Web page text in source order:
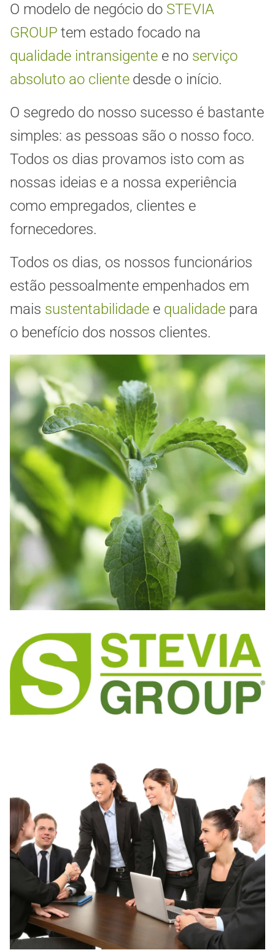
O modelo de negócio do STEVIA
GROUP tem estado focado na
qualidade intransigente e no serviço
absoluto ao cliente desde o início.
O segredo do nosso sucesso é bastante
simples: as pessoas são o nosso foco.
Todos os dias provamos isto com as
nossas ideias e a nossa experiência
como empregados, clientes e
fornecedores.
Todos os dias, os nossos funcionários
estão pessoalmente empenhados em
mais sustentabilidade e qualidade para
o benefício dos nossos clientes.